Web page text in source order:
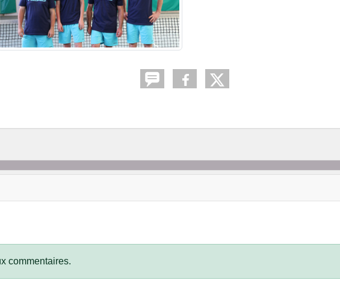
commentaires.